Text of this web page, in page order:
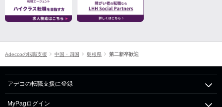
Adeccoの転職支援 中国・四国 島根県 第二新卒歓迎
アデコの転職支援に登録
MyPagログイン